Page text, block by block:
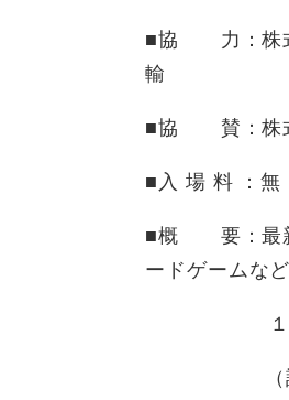
■協 力：株式
輸
■協 賛：株式
■入 場 料 ：
■概 要：最新
ードゲームな
１つに集め
（